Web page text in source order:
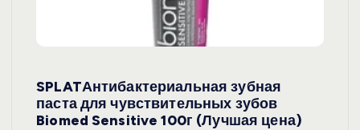
SPLATАнтибактериальная зубная
паста для чувствительных зубов
Biomed Sensitive 100г (Лучшая цена)